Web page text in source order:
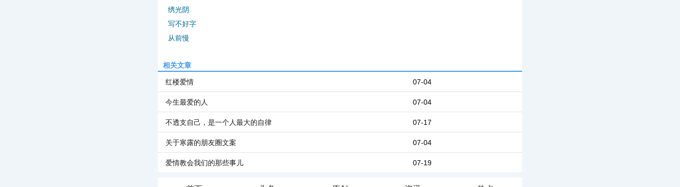
绣光阴
写不好字
从前慢
相关文章
07-04
红楼爱情
07-04
今生最爱的人
07-17
不透支自己，是一个人最大的自律
07-04
关于寒露的朋友圈文案
07-19
爱情教会我们的那些事儿